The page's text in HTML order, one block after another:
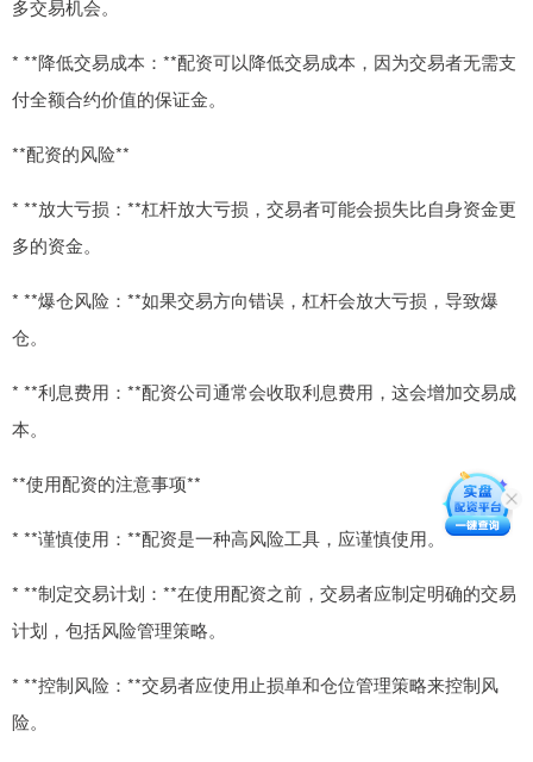
多交易机会。
* **降低交易成本：**配资可以降低交易成本，因为交易者无需支
付全额合约价值的保证金。
**配资的风险**
* **放大亏损：**杠杆放大亏损，交易者可能会损失比自身资金更
多的资金。
* **爆仓风险：**如果交易方向错误，杠杆会放大亏损，导致爆
仓。
* **利息费用：**配资公司通常会收取利息费用，这会增加交易成
本。
**使用配资的注意事项**
* **谨慎使用：**配资是一种高风险工具，应谨慎使用。
* **制定交易计划：**在使用配资之前，交易者应制定明确的交易
计划，包括风险管理策略。
* **控制风险：**交易者应使用止损单和仓位管理策略来控制风
险。